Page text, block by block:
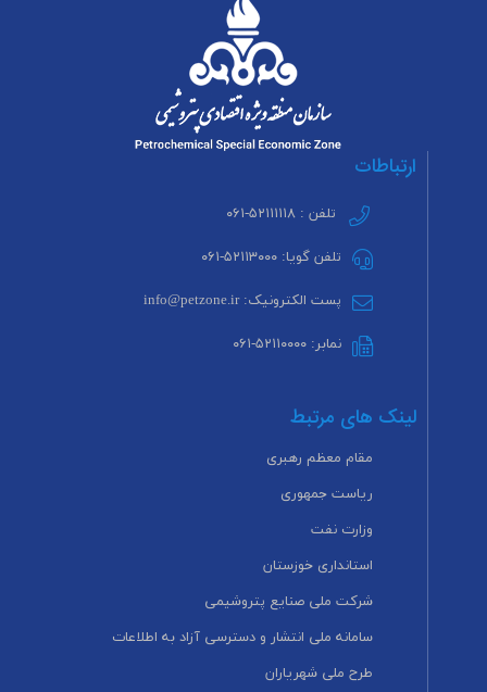
ارتباطات
تلفن : ۵۲۱۱۱۱۱۸-۰۶۱
تلفن گویا: ۵۲۱۱۳۰۰۰-۰۶۱
پست الکترونیک: info@petzone.ir
نمابر: ۵۲۱۱۰۰۰۰-۰۶۱
لینک های مرتبط
مقام معظم رهبری
ریاست جمهوری
وزارت نفت
استانداری خوزستان
شرکت ملی صنایع پتروشیمی
سامانه ملی انتشار و دسترسی آزاد به اطلاعات
طرح ملی شهریاران